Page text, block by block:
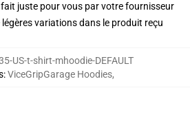
juste pour vous par votre fournisseur
variations dans le produit reçu
US-t-shirt-mhoodie-DEFAULT
:ViceGripGarage Hoodies,